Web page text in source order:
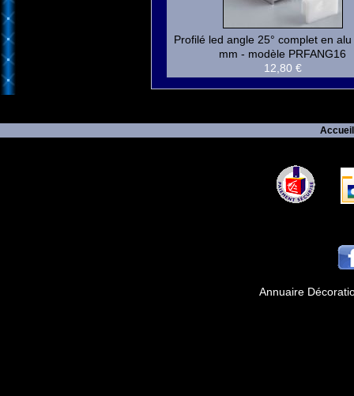
Profilé led angle 25° complet en
mm - modèle PRFANG16
12,80 €
Annuaire